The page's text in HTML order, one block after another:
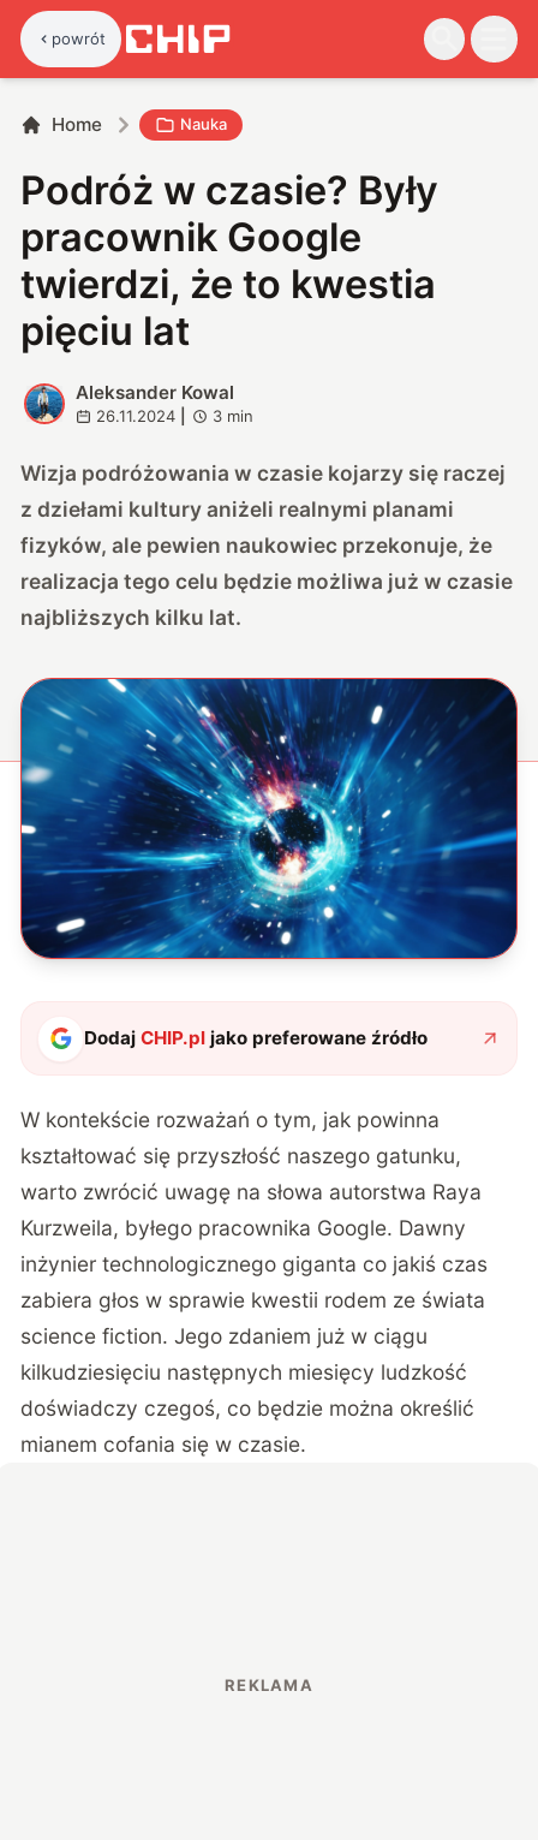
powrót
Home Nauka
Podróż w czasie? Były
pracownik Google
twierdzi, że to kwestia
pięciu lat
A
Aleksander Kowal
26.11.2024 3 min
Wizja podróżowania w czasie kojarzy się raczej
z dziełami kultury aniżeli realnymi planami
fizyków, ale pewien naukowiec przekonuje, że
realizacja tego celu będzie możliwa już w czasie
najbliższych kilku lat.
DodajCHIP.pl jako preferowane źródło
W kontekście rozważań o tym, jak powinna
kształtować się przyszłość naszego gatunku,
warto zwrócić uwagę na słowa autorstwa Raya
Kurzweila, byłego pracownika Google. Dawny
inżynier technologicznego giganta co jakiś czas
zabiera głos w sprawie kwestii rodem ze świata
science fiction. Jego zdaniem już w ciągu
kilkudziesięciu następnych miesięcy ludzkość
doświadczy czegoś, co będzie można określić
mianem cofania się w czasie.